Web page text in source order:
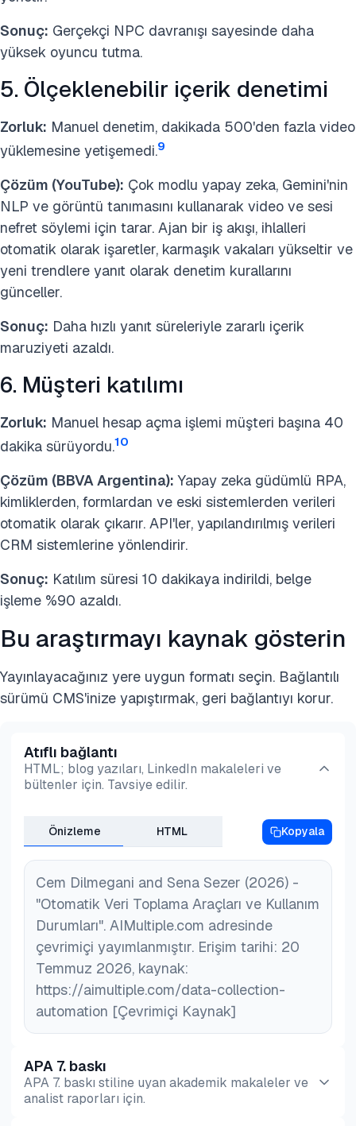
Sonuç: Gerçekçi NPC davranışı sayesinde daha
yüksek oyuncu tutma.
5. Ölçeklenebilir içerik denetimi
Zorluk: Manuel denetim, dakikada 500'den fazla video
yüklemesine yetişemedi.9
Çözüm (YouTube): Çok modlu yapay zeka, Gemini'nin
NLP ve görüntü tanımasını kullanarak video ve sesi
nefret söylemi için tarar. Ajan bir iş akışı, ihlalleri
otomatik olarak işaretler, karmaşık vakaları yükseltir ve
yeni trendlere yanıt olarak denetim kurallarını
günceller.
Sonuç: Daha hızlı yanıt süreleriyle zararlı içerik
maruziyeti azaldı.
6. Müşteri katılımı
Zorluk: Manuel hesap açma işlemi müşteri başına 40
dakika sürüyordu.10
Çözüm (BBVA Argentina): Yapay zeka güdümlü RPA,
kimliklerden, formlardan ve eski sistemlerden verileri
otomatik olarak çıkarır. API'ler, yapılandırılmış verileri
CRM sistemlerine yönlendirir.
Sonuç: Katılım süresi 10 dakikaya indirildi, belge
işleme %90 azaldı.
Bu araştırmayı kaynak gösterin
Yayınlayacağınız yere uygun formatı seçin. Bağlantılı
sürümü CMS'inize yapıştırmak, geri bağlantıyı korur.
Atıflı bağlantı
HTML; blog yazıları, LinkedIn makaleleri ve
bültenler için. Tavsiye edilir.
Önizleme HTML Kopyala
Cem Dilmegani and Sena Sezer (2026) -
"Otomatik Veri Toplama Araçları ve Kullanım
Durumları". AIMultiple.com adresinde
çevrimiçi yayımlanmıştır. Erişim tarihi: 20
Temmuz 2026, kaynak:
https://aimultiple.com/data-collection-
automation [Çevrimiçi Kaynak]
APA 7. baskı
APA 7. baskı stiline uyan akademik makaleler ve
analist raporları için.